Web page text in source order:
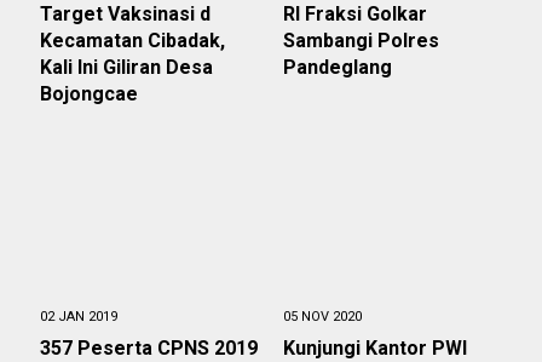
Target Vaksinasi d
Kecamatan Cibadak,
Kali Ini Giliran Desa
Bojongcae
RI Fraksi Golkar
Sambangi Polres
Pandeglang
02 JAN 2019
357 Peserta CPNS 2019
05 NOV 2020
Kunjungi Kantor PWI